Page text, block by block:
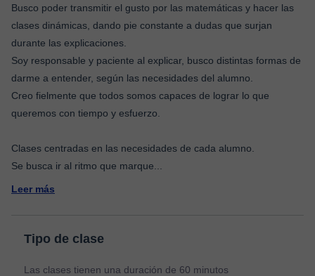
Busco poder transmitir el gusto por las matemáticas y hacer las
clases dinámicas, dando pie constante a dudas que surjan
durante las explicaciones.
Soy responsable y paciente al explicar, busco distintas formas de
darme a entender, según las necesidades del alumno.
Creo fielmente que todos somos capaces de lograr lo que
queremos con tiempo y esfuerzo.
Clases centradas en las necesidades de cada alumno.
Se busca ir al ritmo que marque
Leer más
Tipo de clase
Las clases tienen una duración de 60 minutos